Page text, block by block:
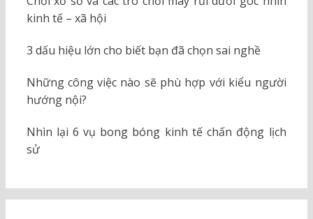
kinh tế – xã hội
3 dấu hiệu lớn cho biết bạn đã chọn sai nghề
Những công việc nào sẽ phù hợp với kiểu người
hướng nội?
Nhìn lại 6 vụ bong bóng kinh tế chấn động lịch
sử